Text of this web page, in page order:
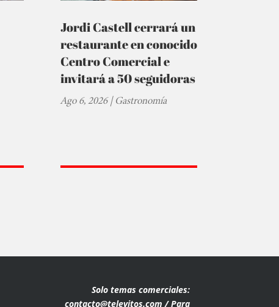
Jordi Castell cerrará un
restaurante en conocido
Centro Comercial e
invitará a 50 seguidoras
Ago 6, 2026|Gastronomía
Solo temas comerciales:
contacto@televitos.com / Para